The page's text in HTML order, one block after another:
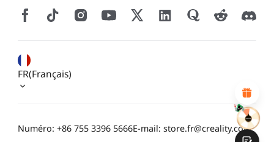
1
3 4 5 7 8 9 10
Numéro: +86 755 3396 5666E-mail: store.fr@creality.com
FR(Français)